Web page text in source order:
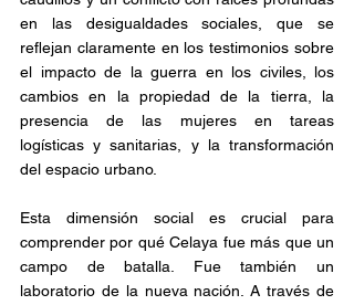
en las desigualdades sociales, que se
reflejan claramente en los testimonios sobre
el impacto de la guerra en los civiles, los
cambios en la propiedad de la tierra, la
presencia de las mujeres en tareas
logísticas y sanitarias, y la transformación
del espacio urbano.
Esta dimensión social es crucial para
comprender por qué Celaya fue más que un
campo de batalla. Fue también un
laboratorio de la nueva nación. A través de